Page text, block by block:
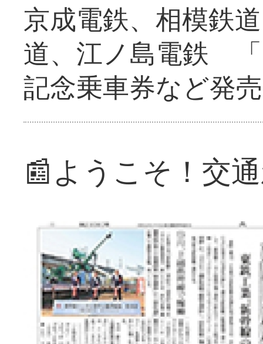
京成電鉄、相模鉄
道、江ノ島電鉄
記念乗車券など発売
📰ようこそ！交